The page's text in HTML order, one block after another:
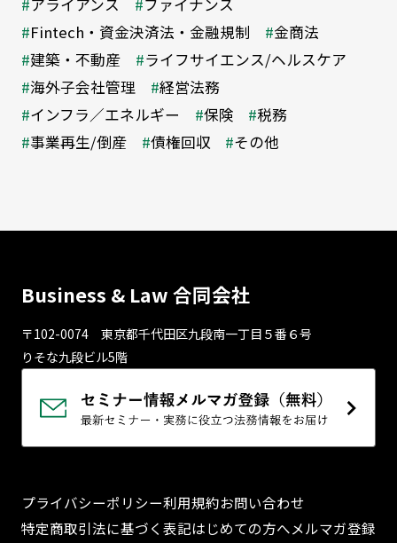
アライアンス
ファイナンス
Fintech・資金決済法・金融規制
金商法
建築・不動産
ライフサイエンス/ヘルスケア
海外子会社管理
経営法務
インフラ／エネルギー
保険
税務
事業再生/倒産
債権回収 その他
Business & Law 合同会社
〒102-0074 東京都千代⽥区九段南⼀丁⽬５番６号
りそな九段ビル5階
プライバシーポリシー利用規約お問い合わせ
特定商取引法に基づく表記はじめての方へメルマガ登録